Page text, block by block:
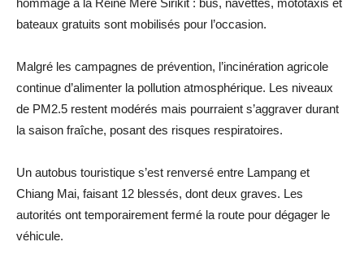
hommage à la Reine Mère Sirikit : bus, navettes, mototaxis et
bateaux gratuits sont mobilisés pour l’occasion.
Malgré les campagnes de prévention, l’incinération agricole
continue d’alimenter la pollution atmosphérique. Les niveaux
de PM2.5 restent modérés mais pourraient s’aggraver durant
la saison fraîche, posant des risques respiratoires.
Un autobus touristique s’est renversé entre Lampang et
Chiang Mai, faisant 12 blessés, dont deux graves. Les
autorités ont temporairement fermé la route pour dégager le
véhicule.